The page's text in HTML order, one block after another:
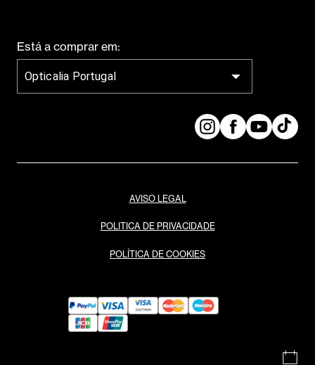
Está a comprar em:
Opticalia Portugal
AVISO LEGAL
POLITICA DE PRIVACIDADE
POLÍTICA DE COOKIES